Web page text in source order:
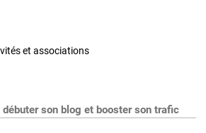
et associations
son blog et booster son trafic